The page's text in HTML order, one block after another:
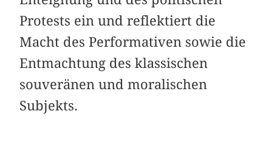
Protests ein und reflektiert die
Macht des Performativen sowie die
Entmachtung des klassischen
souveränen und moralischen
Subjekts.